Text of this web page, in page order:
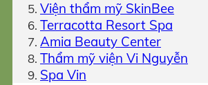
Viện thẩm mỹ SkinBee
Terracotta Resort Spa
Amia Beauty Center
Thẩm mỹ viện Vi Nguyễn
Spa Vin